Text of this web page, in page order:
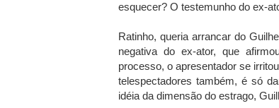
esquecer? O testemunho do ex-
Ratinho, queria arrancar do
negativa do ex-ator, que
processo, o apresentador se
telespectadores também, é só
idéia da dimensão do estrago,